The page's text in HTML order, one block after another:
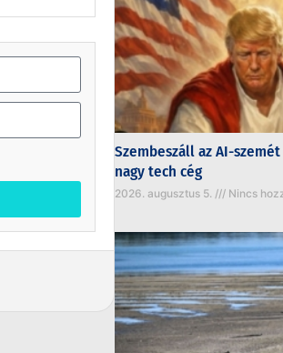
Szembeszáll az AI-
nagy tech cég
2026. augusztus 5. Nincs